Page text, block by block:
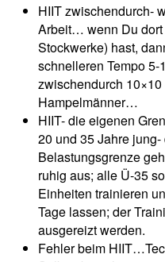
HIIT zwischendurch-
Arbeit… wenn Du dort
Stockwerke) hast,
schnelleren Tempo 5-
zwischendurch 10×10
Hampelmänner…
HIIT- die eigenen
20 und 35 Jahre
Belastungsgrenze
ruhig aus; alle Ü-35
Einheiten trainieren
Tage lassen; der
ausgereizt werden.
Fehler beim